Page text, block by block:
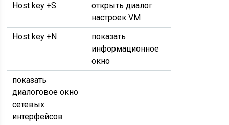
Host key +S
открыть диалог
настроек VM
Host key +N
показать
информационное
окно
показать
диалоговое окно
сетевых
интерфейсов